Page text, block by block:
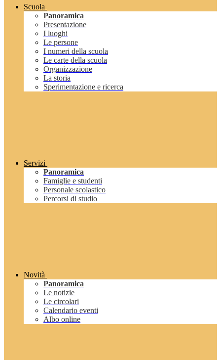
Scuola
Panoramica
Presentazione
I luoghi
Le persone
I numeri della scuola
Le carte della scuola
Organizzazione
La storia
Sperimentazione e ricerca
Servizi
Panoramica
Famiglie e studenti
Personale scolastico
Percorsi di studio
Novità
Panoramica
Le notizie
Le circolari
Calendario eventi
Albo online